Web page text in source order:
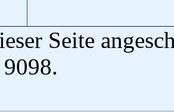
Seite